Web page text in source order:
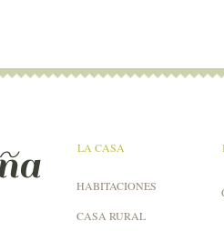
LA CASA
HABITACIONES
CASA RURAL